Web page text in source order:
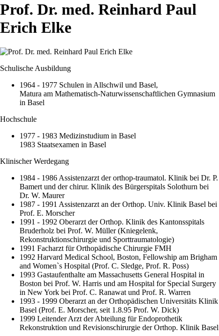
Prof. Dr. med. Reinhard Paul
Erich Elke
Schulische Ausbildung
1964 - 1977 Schulen in Allschwil und Basel,
Matura am Mathematisch-Naturwissenschaftlichen Gymnasium
in Basel
Hochschule
1977 - 1983 Medizinstudium in Basel
1983 Staatsexamen in Basel
Klinischer Werdegang
1984 - 1986 Assistenzarzt der orthop-traumatol. Klinik bei Dr. P.
Bamert und der chirur. Klinik des Bürgerspitals Solothurn bei
Dr. W. Maurer
1987 - 1991 Assistenzarzt an der Orthop. Univ. Klinik Basel bei
Prof. E. Morscher
1991 - 1992 Oberarzt der Orthop. Klinik des Kantonsspitals
Bruderholz bei Prof. W. Müller (Kniegelenk,
Rekonstruktionschirurgie und Sporttraumatologie)
1991 Facharzt für Orthopädische Chirurgie FMH
1992 Harvard Medical School, Boston, Fellowship am Brigham
and Women`s Hospital (Prof. C. Sledge, Prof. R. Poss)
1993 Gastaufenthalte am Massachusetts General Hospital in
Boston bei Prof. W. Harris und am Hospital for Special Surgery
in New York bei Prof. C. Ranawat und Prof. R. Warren
1993 - 1999 Oberarzt an der Orthopädischen Universitäts Klinik
Basel (Prof. E. Morscher, seit 1.8.95 Prof. W. Dick)
1999 Leitender Arzt der Abteilung für Endoprothetik
Rekonstruktion und Revisionschirurgie der Orthop. Klinik Basel